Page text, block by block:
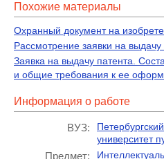
Похожие материалы
Охранный документ на
Рассмотрение заявки на выдачу
Заявка на выдачу патента.
и общие требования к ее
Информация о работе
ВУЗ:
университет
Предмет: